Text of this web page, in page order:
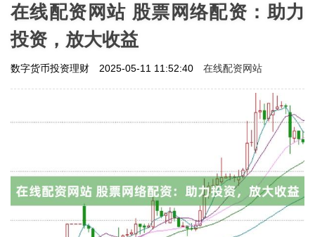
在线配资网站 股票网络配资：助力
投资，放大收益
数字货币投资理财 2025-05-11 11:52:40 在线配资网站